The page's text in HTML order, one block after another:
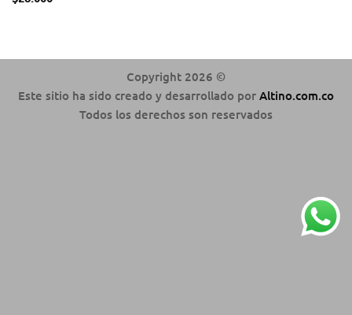
Copyright 2026 ©
Este sitio ha sido creado y desarrollado por Altino.com.co
Todos los derechos son reservados